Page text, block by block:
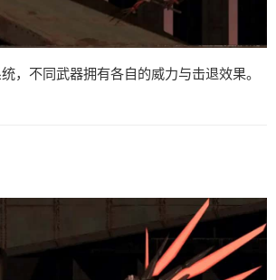
，不同武器拥有各自的威力与击退效果。